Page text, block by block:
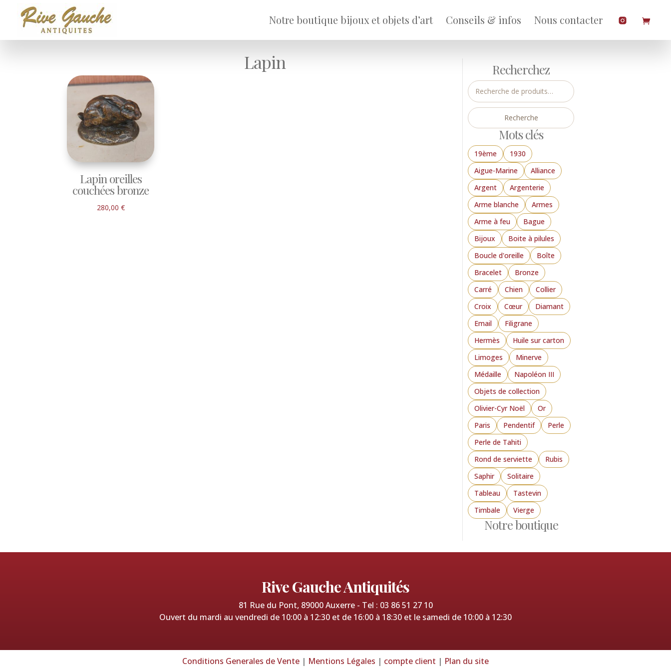
Notre boutique bijoux et objets d’art Conseils & infos Nous contacter
Lapin
Lapin oreilles
couchées bronze
280,00 €
Notre boutique
Mots clés
19ème
1930
Aigue-Marine
Alliance
Argent
Argenterie
Arme blanche
Armes
Arme à feu
Bague
Bijoux
Boite à pilules
Boucle d'oreille
Boîte
Bracelet
Bronze
Carré
Chien
Collier
Croix
Cœur
Diamant
Email
Filigrane
Hermès
Huile sur carton
Limoges
Minerve
Médaille
Napoléon III
Objets de collection
Olivier-Cyr Noël
Or
Paris
Pendentif
Perle
Perle de Tahiti
Rond de serviette
Rubis
Saphir
Solitaire
Tableau
Tastevin
Timbale
Vierge
Recherchez
Recherche
pour :
Recherche
Rive Gauche Antiquités
81 Rue du Pont, 89000 Auxerre - Tel : 03 86 51 27 10
Ouvert du mardi au vendredi de 10:00 à 12:30 et de 16:00 à 18:30 et le samedi de 10:00 à 12:30
Conditions Generales de Vente | Mentions Légales | compte client | Plan du site